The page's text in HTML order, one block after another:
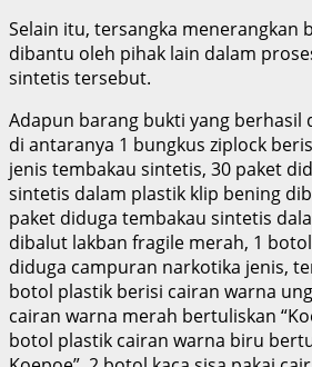
Selain itu, tersangka menerangkan
dibantu oleh pihak lain dalam
sintetis tersebut.
Adapun barang bukti yang berhasil
di antaranya 1 bungkus ziplock
jenis tembakau sintetis, 30 paket
sintetis dalam plastik klip bening
paket diduga tembakau sintetis
dibalut lakban fragile merah, 1
diduga campuran narkotika jenis,
botol plastik berisi cairan warna
cairan warna merah bertuliskan
botol plastik cairan warna biru